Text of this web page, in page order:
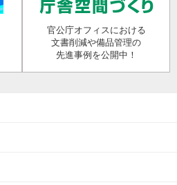
官公庁オフィスにおける
文書削減や備品管理の
先進事例を公開中！